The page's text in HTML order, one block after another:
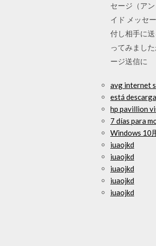
セージ（ア
イド メッセ
付し相手に
ってみまし
ージ送信に
avg internet
está
hp pavillion
7 días para
Windows 10
iuaojkd
iuaojkd
iuaojkd
iuaojkd
iuaojkd